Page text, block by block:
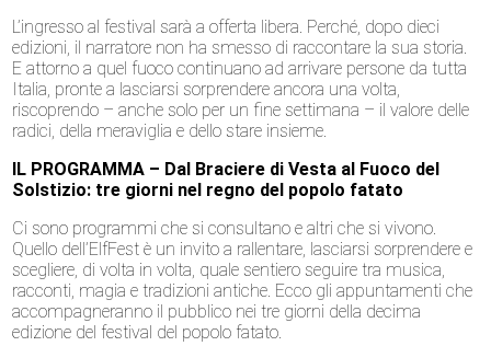
L’ingresso al festival sarà a offerta libera. Perché, dopo dieci
edizioni, il narratore non ha smesso di raccontare la sua storia.
E attorno a quel fuoco continuano ad arrivare persone da tutta
Italia, pronte a lasciarsi sorprendere ancora una volta,
riscoprendo – anche solo per un fine settimana – il valore delle
radici, della meraviglia e dello stare insieme.
IL PROGRAMMA – Dal Braciere di Vesta al Fuoco del
Solstizio: tre giorni nel regno del popolo fatato
Ci sono programmi che si consultano e altri che si vivono.
Quello dell’ElfFest è un invito a rallentare, lasciarsi sorprendere e
scegliere, di volta in volta, quale sentiero seguire tra musica,
racconti, magia e tradizioni antiche. Ecco gli appuntamenti che
accompagneranno il pubblico nei tre giorni della decima
edizione del festival del popolo fatato.